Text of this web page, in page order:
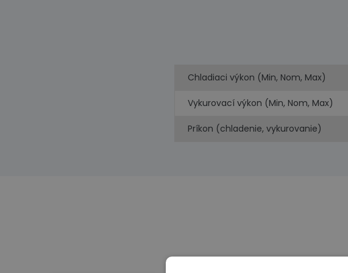
Chladiaci výkon (Min, Nom, Max)
Vykurovací výkon (Min, Nom, Max)
Príkon (chladenie, vykurovanie)